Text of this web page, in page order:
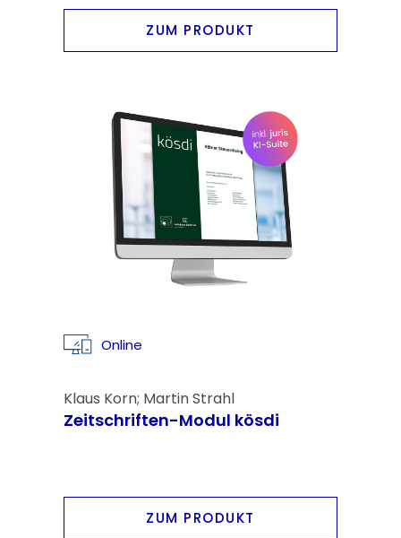
ZUM PRODUKT
Online
Klaus Korn; Martin Strahl
Zeitschriften-Modul kösdi
ZUM PRODUKT